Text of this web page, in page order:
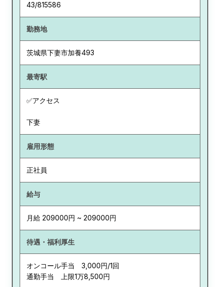
43/815586
勤務地
茨城県下妻市加養493
最寄駅
✅アクセス
下妻
雇用形態
正社員
給与
月給 209000円 ~ 209000円
待遇・福利厚生
オンコール手当 3,000円/1回
通勤手当 上限1万8,500円